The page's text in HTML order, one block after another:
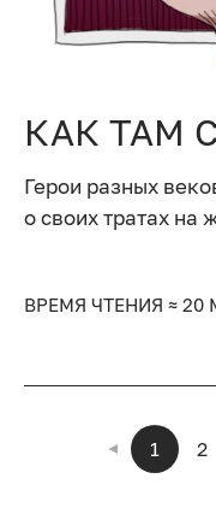
КАК ТАМ
Герои разных
о своих тратах на
ВРЕМЯ ЧТЕНИЯ ≈ 20
1 2